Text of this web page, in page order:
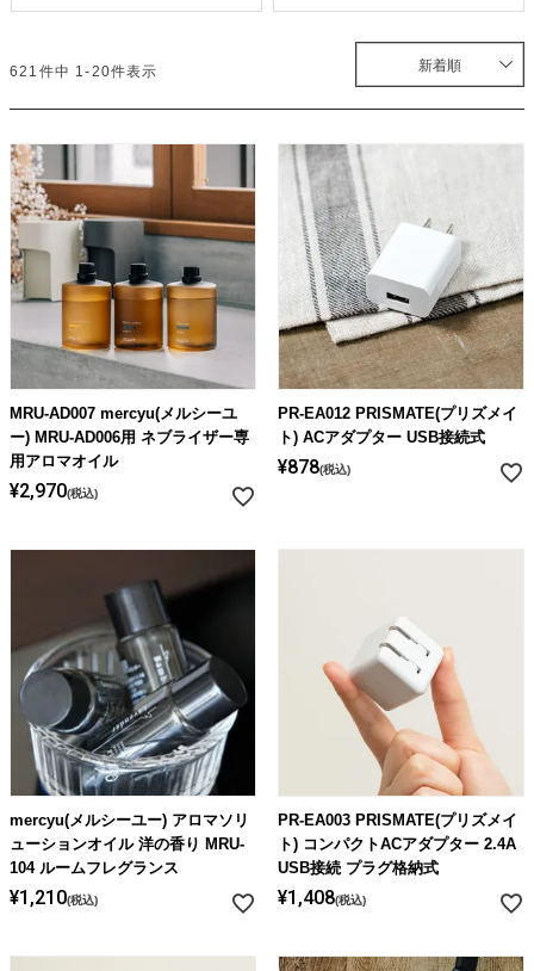
デジタル雑貨
アクセサリー・消耗品
アウトレット
新着順
621 件中 1-20件表示
MRU-AD007 mercyu(メルシーユ
ー) MRU-AD006用 ネブライザー専
用アロマオイル
¥2,970 税込
PR-EA012 PRISMATE(プリズメイ
ト) ACアダプター USB接続式
¥878 税込
mercyu(メルシーユー) アロマソリ
ューションオイル 洋の香り MRU-
104 ルームフレグランス
¥1,210 税込
PR-EA003 PRISMATE(プリズメイ
ト) コンパクトACアダプター 2.4A
USB接続 プラグ格納式
¥1,408 税込